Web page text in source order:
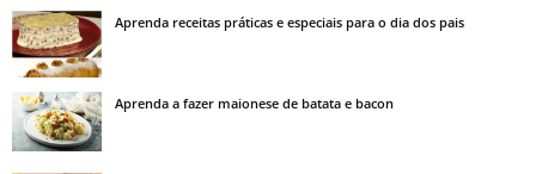
Aprenda receitas práticas e especiais para o dia dos pais
Aprenda a fazer maionese de batata e bacon